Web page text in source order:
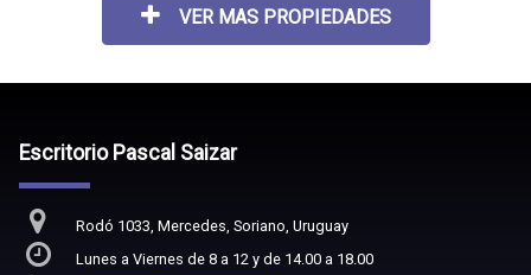
VER MAS PROPIEDADES
Escritorio Pascal Saizar
Rodó 1033, Mercedes, Soriano, Uruguay
Lunes a Viernes de 8 a 12 y de 14.00 a 18.00